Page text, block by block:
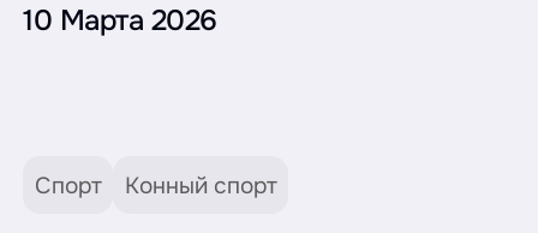
10 Марта 2026
Спорт Конный спорт